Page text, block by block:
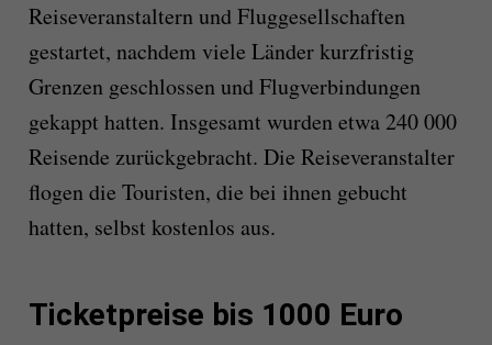
Reiseveranstaltern und Fluggesellschaften
gestartet, nachdem viele Länder kurzfristig
Grenzen geschlossen und Flugverbindungen
gekappt hatten. Insgesamt wurden etwa 240 000
Reisende zurückgebracht. Die Reiseveranstalter
flogen die Touristen, die bei ihnen gebucht
hatten, selbst kostenlos aus.
Ticketpreise bis 1000 Euro